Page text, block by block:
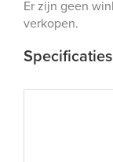
Er zijn geen
verkopen.
Specificaties